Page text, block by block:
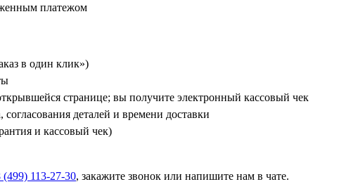
платежом
в один клик»)
странице; вы получите электронный кассовый чек
деталей и времени доставки
и кассовый чек)
(499) 113-27-30, закажите звонок или напишите нам в чате.